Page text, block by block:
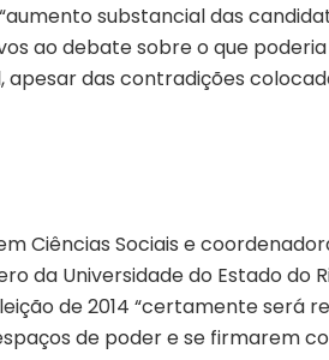
substancial das
ao debate sobre o que
apesar das contradições
Ciências Sociais e
da Universidade do Estado do
de 2014 “certamente será
de poder e se firmarem